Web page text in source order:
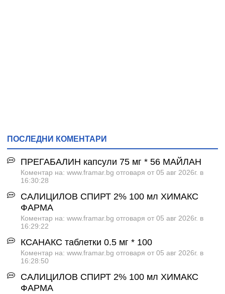
ПОСЛЕДНИ КОМЕНТАРИ
ПРЕГАБАЛИН капсули 75 мг * 56 МАЙЛАН
Коментар на: www.framar.bg отговаря от 05 авг 2026г. в
16:30:28
САЛИЦИЛОВ СПИРТ 2% 100 мл ХИМАКС
ФАРМА
Коментар на: www.framar.bg отговаря от 05 авг 2026г. в
16:29:22
КСАНАКС таблетки 0.5 мг * 100
Коментар на: www.framar.bg отговаря от 05 авг 2026г. в
16:28:50
САЛИЦИЛОВ СПИРТ 2% 100 мл ХИМАКС
ФАРМА